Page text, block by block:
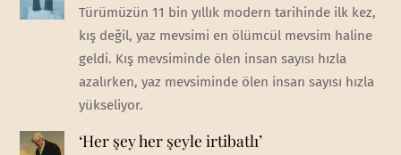
Türümüzün 11 bin yıllık modern tarihinde ilk kez,
kış değil, yaz mevsimi en ölümcül mevsim haline
geldi. Kış mevsiminde ölen insan sayısı hızla
azalırken, yaz mevsiminde ölen insan sayısı hızla
yükseliyor.
‘Her şey her şeyle irtibatlı’